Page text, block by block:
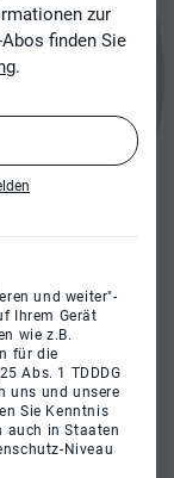
zur
finden Sie
.
und weiter"-
Ihrem Gerät
wie z.B.
für die
Abs. 1 TDDDG
uns und unsere
Sie Kenntnis
auch in Staaten
Niveau